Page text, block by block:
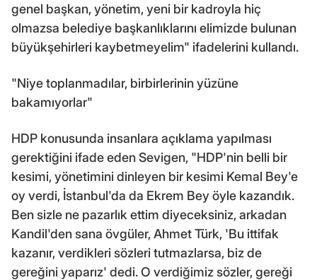
genel başkan, yönetim, yeni bir kadroyla hiç
olmazsa belediye başkanlıklarını elimizde bulunan
büyükşehirleri kaybetmeyelim" ifadelerini kullandı.
"Niye toplanmadılar, birbirlerinin yüzüne
bakamıyorlar"
HDP konusunda insanlara açıklama yapılması
gerektiğini ifade eden Sevigen, "HDP'nin belli bir
kesimi, yönetimini dinleyen bir kesimi Kemal Bey'e
oy verdi, İstanbul'da da Ekrem Bey öyle kazandık.
Ben sizle ne pazarlık ettim diyeceksiniz, arkadan
Kandil'den sana övgüler, Ahmet Türk, 'Bu ittifak
kazanır, verdikleri sözleri tutmazlarsa, biz de
gereğini yaparız' dedi. O verdiğimiz sözler, gereği